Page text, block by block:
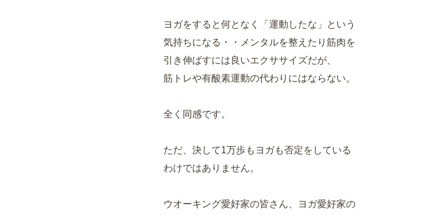
ヨガをすると何となく「運動したな」という
気持ちになる・・メンタルを整えたり筋肉を
引き伸ばすには良いエクササイズだが、
筋トレや有酸素運動の代わりにはならない。
全く同感です。
ただ、決して1万歩もヨガも否定をしている
わけではありません。
ウオーキング愛好家の皆さん、ヨガ愛好家の